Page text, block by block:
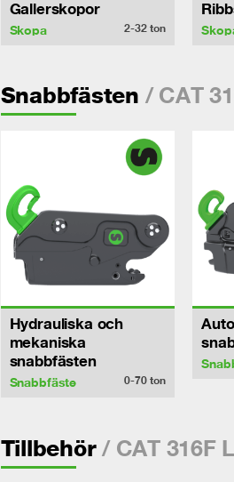
Gallerskopor
Skopa 2-32ton
Snabbfästen / CAT
Hydrauliska och
mekaniska
snabbfästen
Snabbfäste 0-70ton
Tillbehör/ CAT 316F